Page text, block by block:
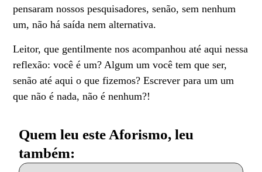
pensaram nossos pesquisadores, senão, sem nenhum
um, não há saída nem alternativa.
Leitor, que gentilmente nos acompanhou até aqui nessa
reflexão: você é um? Algum um você tem que ser,
senão até aqui o que fizemos? Escrever para um um
que não é nada, não é nenhum?!
Quem leu este Aforismo, leu
também: